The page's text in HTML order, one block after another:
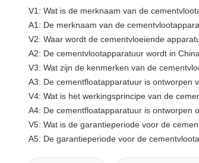
V1: Wat is de merknaam van de
A1: De merknaam van de
V2: Waar wordt de cementvloeiende
A2: De cementvlootapparatuur wordt in
V3: Wat zijn de kenmerken van de
A3: De cementfloatapparatuur is ontworpen
V4: Wat is het werkingsprincipe van de
A4: De cementfloatapparatuur is ontworpen
V5: Wat is de garantieperiode voor de
A5: De garantieperiode voor de